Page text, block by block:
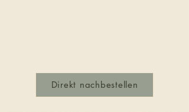
Direkt nachbestellen